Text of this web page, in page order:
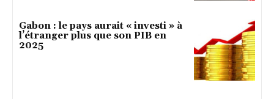
Gabon : le pays aurait « investi » à
l’étranger plus que son PIB en
2025